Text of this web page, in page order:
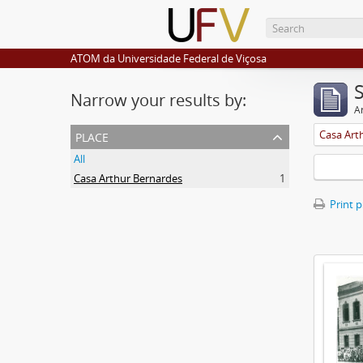
ATOM da Universidade Federal de Viçosa
Narrow your results by:
place
All
Casa Arthur Bernardes
1
Casa
Print